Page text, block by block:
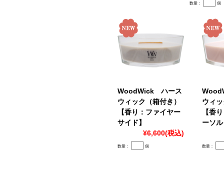
数量： 個
WoodWick ハース
ウィック（箱付き）
【香り：ファイヤー
サイド】
¥6,600(税込)
数量： 個
ウィ
【香
ーソ
数量：